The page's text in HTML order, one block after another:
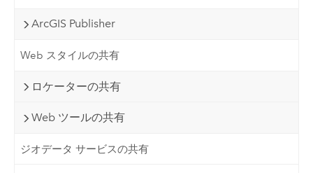
ArcGIS Publisher
Web スタイルの共有
ロケーターの共有
Web ツールの共有
ジオデータ サービスの共有